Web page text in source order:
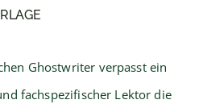
Ghostwriter verpasst ein
fachspezifischer Lektor die